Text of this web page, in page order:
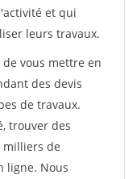
et qui
leurs travaux.
vous mettre en
des devis
de travaux.
trouver des
milliers de
ligne. Nous